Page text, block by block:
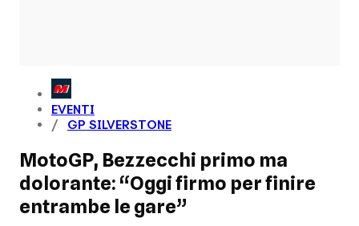
EVENTI
GP SILVERSTONE
MotoGP, Bezzecchi primo ma
dolorante: “Oggi firmo per finire
entrambe le gare”